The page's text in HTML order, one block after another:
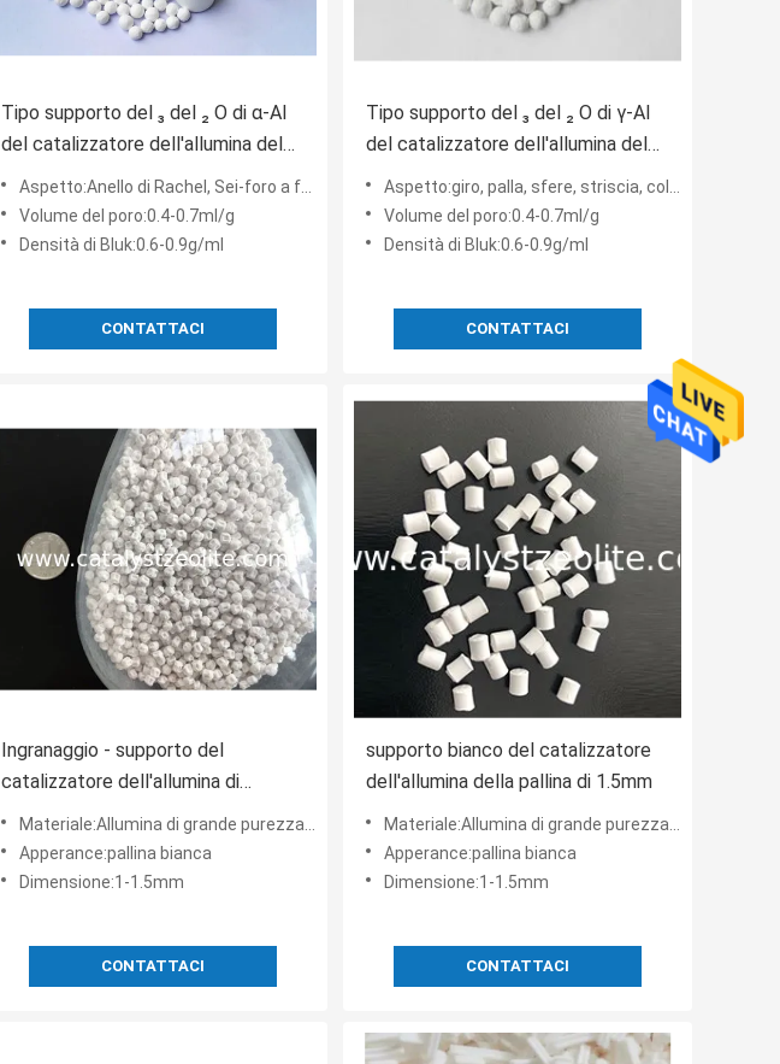
Tipo supporto del ₃ del ₂ O di α-Al
del catalizzatore dell'allumina del
trasportatore
Aspetto:Anello di Rachel, Sei-foro a forma di speciale, cilindro del Sette-foro, cilindro del Quattro-foro
Volume del poro:0.4-0.7ml/g
Densità di Bluk:0.6-0.9g/ml
CONTATTACI
Tipo supporto del ₃ del ₂ O di γ-Al
del catalizzatore dell'allumina del
trasportatore
Aspetto:giro, palla, sfere, striscia, colover
Volume del poro:0.4-0.7ml/g
Densità di Bluk:0.6-0.9g/ml
CONTATTACI
Ingranaggio - supporto del
catalizzatore dell'allumina di
microsfera della sfera
Materiale:Allumina di grande purezza di gamma e dell'alfa
Apperance:pallina bianca
Dimensione:1-1.5mm
CONTATTACI
supporto bianco del catalizzatore
dell'allumina della pallina di 1.5mm
Materiale:Allumina di grande purezza di gamma e dell'alfa
Apperance:pallina bianca
Dimensione:1-1.5mm
CONTATTACI